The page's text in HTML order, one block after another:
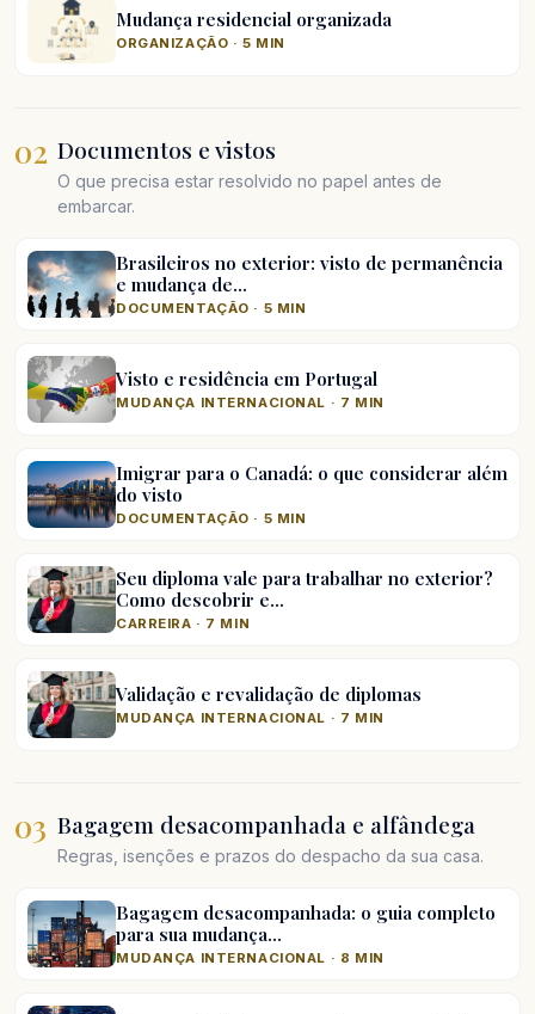
Mudança residencial organizada
ORGANIZAÇÃO · 5 MIN
02 Documentos e vistos
O que precisa estar resolvido no papel antes de
embarcar.
Brasileiros no exterior: visto de permanência
e mudança de…
DOCUMENTAÇÃO · 5 MIN
Visto e residência em Portugal
MUDANÇA INTERNACIONAL · 7 MIN
Imigrar para o Canadá: o que considerar além
do visto
DOCUMENTAÇÃO · 5 MIN
Seu diploma vale para trabalhar no exterior?
Como descobrir e…
CARREIRA · 7 MIN
Validação e revalidação de diplomas
MUDANÇA INTERNACIONAL · 7 MIN
03 Bagagem desacompanhada e alfândega
Regras, isenções e prazos do despacho da sua casa.
Bagagem desacompanhada: o guia completo
para sua mudança…
MUDANÇA INTERNACIONAL · 8 MIN